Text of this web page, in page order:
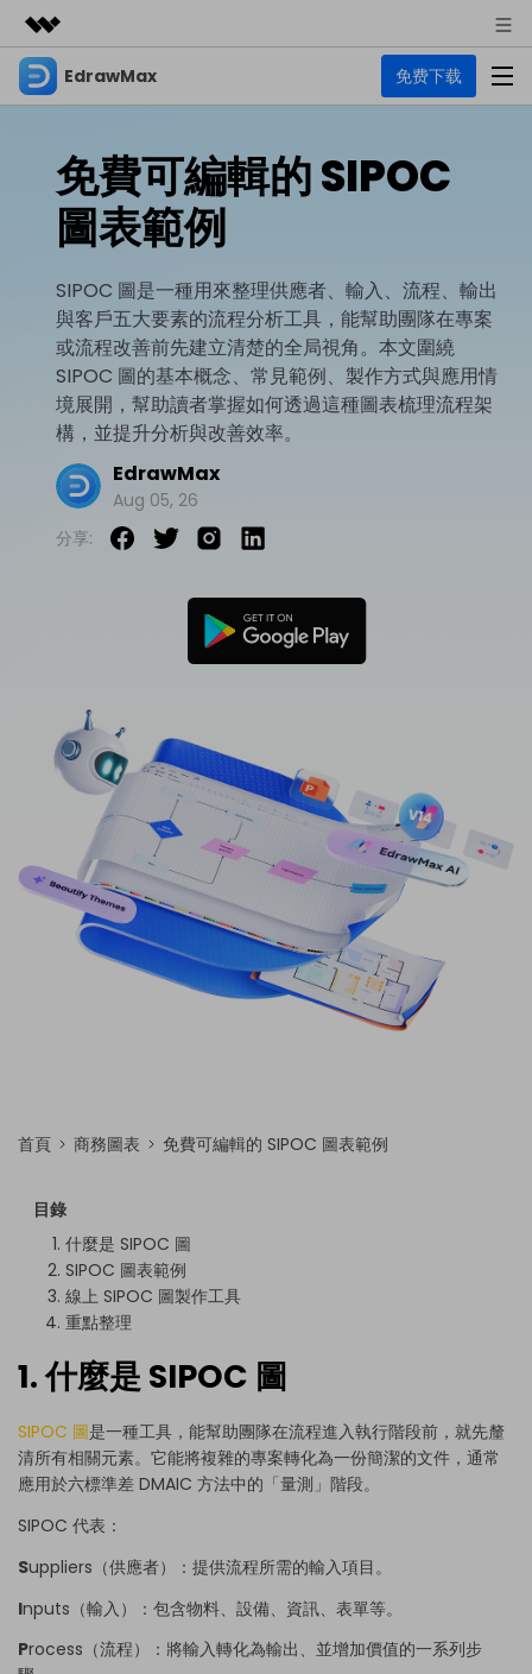
精選產品
實用工具
解決方案
關於我們
新聞中心
EdrawMax 免费下载
EdrawMax
EdrawMind
心智圖與腦力激盪工具
圖表
商業用途
流程圖
技術用途
UML
設計用途
平面圖
其他用途
Visio替代方案
資源範本
EdrawMax 社區
文章内容
各種商務圖表範例 >
支援
教程
EdrawMax 教程 > EdrawMind 教程 >
支援中心
支援中心 >
商業
EdrawMax
免費可編輯的 SIPOC
圖表範例
SIPOC 圖是一種用來整理供應者、輸入、流程、輸出
與客戶五大要素的流程分析工具，能幫助團隊在專案
或流程改善前先建立清楚的全局視角。本文圍繞
SIPOC 圖的基本概念、常見範例、製作方式與應用情
境展開，幫助讀者掌握如何透過這種圖表梳理流程架
構，並提升分析與改善效率。
EdrawMax
Aug 05, 26
分享:
首頁 商務圖表 免費可編輯的 SIPOC 圖表範例
目錄
什麼是 SIPOC 圖
SIPOC 圖表範例
線上 SIPOC 圖製作工具
重點整理
1. 什麼是 SIPOC 圖
SIPOC 圖是一種工具，能幫助團隊在流程進入執行階段前，就先釐
清所有相關元素。它能將複雜的專案轉化為一份簡潔的文件，通常
應用於六標準差 DMAIC 方法中的「量測」階段。
SIPOC 代表：
Suppliers（供應者）：提供流程所需的輸入項目。
Inputs（輸入）：包含物料、設備、資訊、表單等。
Process（流程）：將輸入轉化為輸出、並增加價值的一系列步